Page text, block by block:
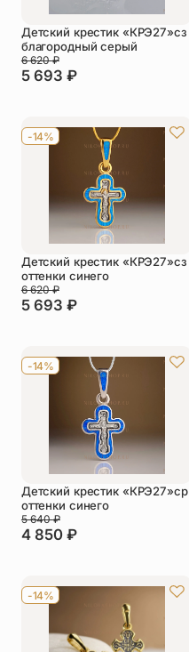
Детский крестик «КРЭ27»сз
благородный серый
5 693 ₽
6 620₽
-14%
Детский крестик «КРЭ27»сз
оттенки синего
5 693 ₽
6 620₽
-14%
Детский крестик «КРЭ27»ср
оттенки синего
4 850 ₽
5 640₽
-14%